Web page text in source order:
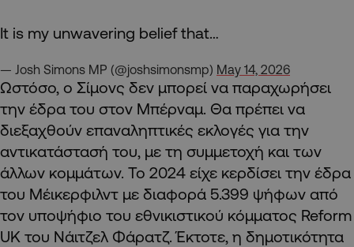
It is my unwavering belief that…
— Josh Simons MP (@joshsimonsmp) May 14, 2026
Ωστόσο, ο Σίμονς δεν μπορεί να παραχωρήσει
την έδρα του στον Μπέρναμ. Θα πρέπει να
διεξαχθούν επαναληπτικές εκλογές για την
αντικατάστασή του, με τη συμμετοχή και των
άλλων κομμάτων. Το 2024 είχε κερδίσει την έδρα
του Μέικερφιλντ με διαφορά 5.399 ψήφων από
τον υποψήφιο του εθνικιστικού κόμματος Reform
UK του Νάιτζελ Φάρατζ. Έκτοτε, η δημοτικότητα